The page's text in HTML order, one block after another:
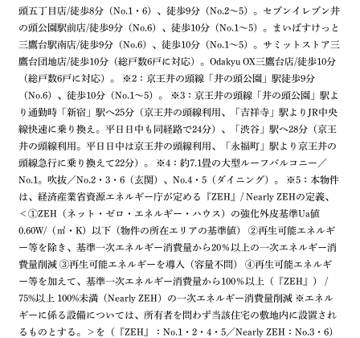
頭五丁目店/徒歩8分（No.1・6）、徒歩9分（No.2～5）。セブンイレブン井
の頭公園駅前店/徒歩9分（No.6）、徒歩10分（No.1～5）。まいばすけっと
三鷹台駅南店/徒歩9分（No.6）、徒歩10分（No.1～5）。サミットストア三
鷹台団地店/徒歩10分（総戸数6戸に対応）。Odakyu OX三鷹台店/徒歩10分
（総戸数6戸に対応）。 ※2：京王井の頭線「井の頭公園」駅徒歩9分
（No.6）、徒歩10分（No.1〜5）。 ※3：京王井の頭線「井の頭公園」駅よ
り通勤時「新宿」駅へ25分（京王井の頭線利用、「吉祥寺」駅よりJR中央
線快速に乗り換え。平日日中も同経路で24分）、「渋谷」駅へ28分（京王
井の頭線利用。平日日中は京王井の頭線利用、「永福町」駅より京王井の
頭線急行に乗り換えて22分）。 ※4：約7.1畳の大型ルーフバルコニー／
No.1。吹抜／No.2・3・6（玄関）、No.4・5（ダイニング）。 ※5：本物件
は、経済産業省資源エネルギー庁が定める『ZEH』/ Nearly ZEHの定義、
＜①ZEH（ネット・ゼロ・エネルギー・ハウス）の強化外皮基準Ua値
0.60W/（㎡・K）以下（物件の所在エリアの基準値） ②再生可能エネルギ
ー等を除き、基準一次エネルギー消費量から20％以上の一次エネルギー消
費量削減 ③再生可能エネルギーを導入（容量不問） ④再生可能エネルギ
ー等を加えて、基準一次エネルギー消費量から100％以上（『ZEH』） /
75%以上 100%未満（Nearly ZEH）の一次エネルギー消費量削減 ※エネル
ギーに係る設備については、所有者を問わず当該住宅の敷地内に設置され
るものとする。＞を（『ZEH』：No.1・2・4・5／Nearly ZEH：No.3・6）